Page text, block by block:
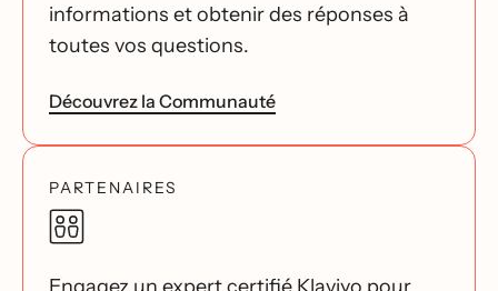
informations et obtenir des réponses à
toutes vos questions.
Découvrez la Communauté
PARTENAIRES